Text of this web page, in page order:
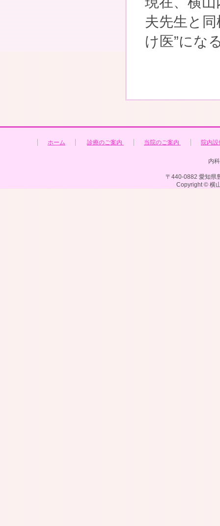
夫先生と
け医”にな
ホーム 診療のご案内 当院のご案内 院内
内
〒440-0882 愛知県
Copyright © 横